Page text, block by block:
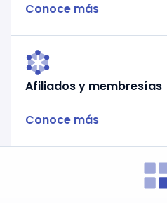
Conoce más
Afiliados y membresías
Conoce más